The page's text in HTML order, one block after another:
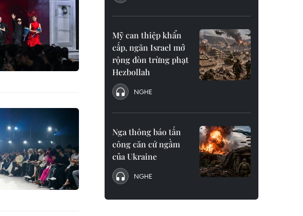
Mỹ can thiệp khẩn
cấp, ngăn Israel mở
rộng đòn trừng phạt
Hezbollah
NGHE
Nga thông báo tấn
công căn cứ ngầm
của Ukraine
NGHE